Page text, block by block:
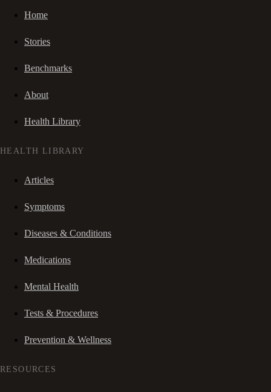
Home
Stories
Benchmarks
About
Health Library
HEALTH LIBRARY
Articles
Symptoms
Diseases & Conditions
Medications
Mental Health
Tests & Procedures
Prevention & Wellness
RESOURCES